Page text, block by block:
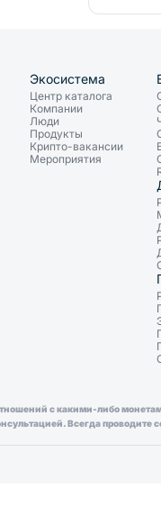
Экосистема
Центр каталога
Компании
Люди
Продукты
Крипто-вакансии
Мероприятия
с какими-либо
Всегда проводите